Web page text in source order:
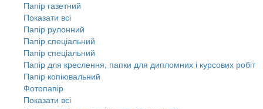
Папір газетний
Показати всі
Папір рулонний
Папір спеціальний
Папір спеціальний
Папір для креслення, папки для дипломних і курсових робіт
Папір копіювальний
Фотопапір
Показати всі